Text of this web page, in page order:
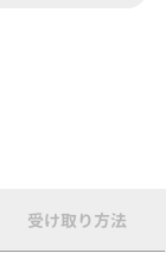
受け取り方法